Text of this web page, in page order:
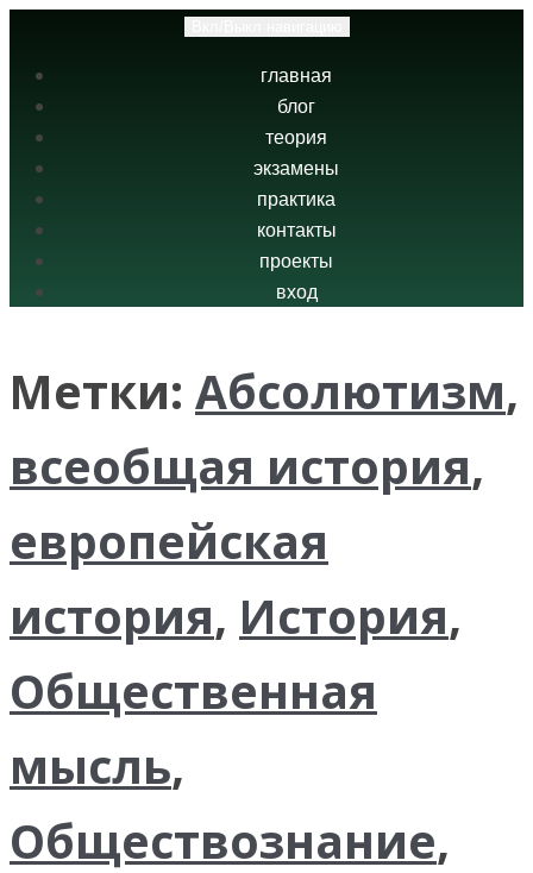
главная
блог
теория
экзамены
практика
контакты
проекты
вход
Метки: Абсолютизм,
всеобщая история,
европейская
история, История,
Общественная
мысль,
Обществознание,